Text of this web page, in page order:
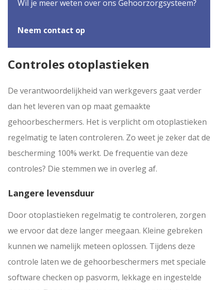
Wil je meer weten over ons Gehoorzorgsysteem?
Neem contact op
Controles otoplastieken
De verantwoordelijkheid van werkgevers gaat verder
dan het leveren van op maat gemaakte
gehoorbeschermers. Het is verplicht om otoplastieken
regelmatig te laten controleren. Zo weet je zeker dat de
bescherming 100% werkt. De frequentie van deze
controles? Die stemmen we in overleg af.
Langere levensduur
Door otoplastieken regelmatig te controleren, zorgen
we ervoor dat deze langer meegaan. Kleine gebreken
kunnen we namelijk meteen oplossen. Tijdens deze
controle laten we de gehoorbeschermers met speciale
software checken op pasvorm, lekkage en ingestelde